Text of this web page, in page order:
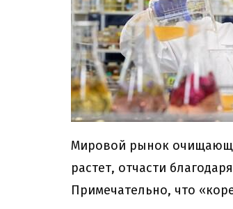
Мировой рынок
растет, отчасти
Примечательно, что